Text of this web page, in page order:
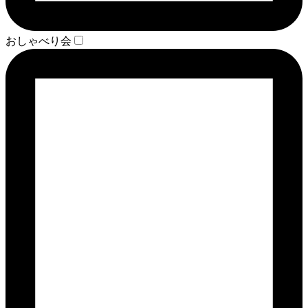
おしゃべり会